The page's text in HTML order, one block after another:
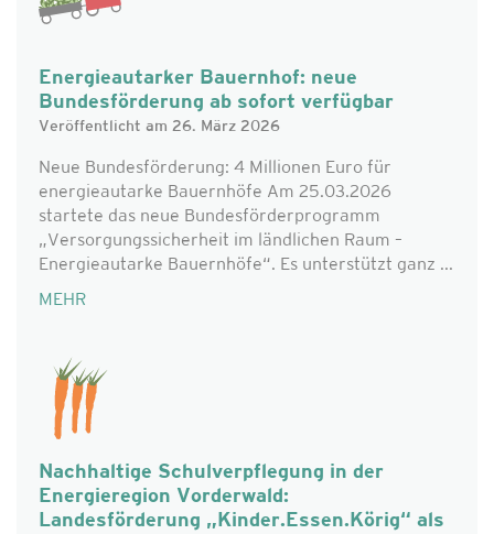
Energieautarker Bauernhof: neue
Bundesförderung ab sofort verfügbar
Veröffentlicht am 26. März 2026
Neue Bundesförderung: 4 Millionen Euro für
energieautarke Bauernhöfe Am 25.03.2026
startete das neue Bundesförderprogramm
„Versorgungssicherheit im ländlichen Raum –
Energieautarke Bauernhöfe“. Es unterstützt ganz ...
MEHR
Nachhaltige Schulverpflegung in der
Energieregion Vorderwald:
Landesförderung „Kinder.Essen.Körig“ als